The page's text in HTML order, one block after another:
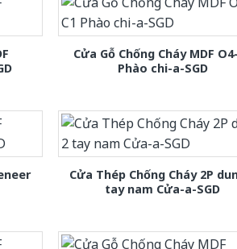
Cửa Gỗ Chống Cháy MDF
Phào chi-a-SGD
Cửa Thép Chống Cháy 2P
tay nam Cửa-a-SGD